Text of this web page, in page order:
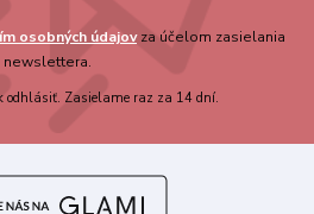
osobných údajovza účelom zasielania
newslettera.
odhlásiť. Zasielame raz za 14 dní.